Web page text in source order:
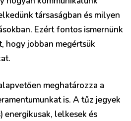
társaságban és milyen
Ezért fontos ismernünk
hogy jobban megértsük
meghatározza a
is. A tűz jegyek
energikusak, lelkesek és